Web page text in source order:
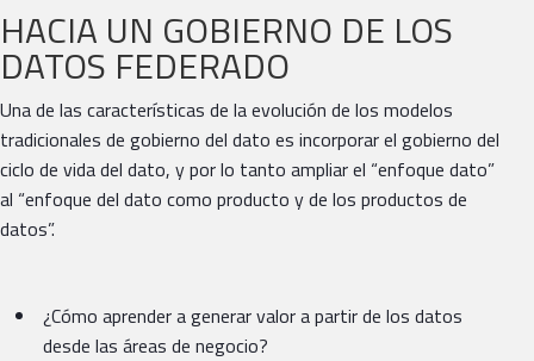
HACIA UN GOBIERNO DE LOS
DATOS FEDERADO
Una de las características de la evolución de los modelos
tradicionales de gobierno del dato es incorporar el gobierno del
ciclo de vida del dato, y por lo tanto ampliar el “enfoque dato”
al “enfoque del dato como producto y de los productos de
datos”.
¿Cómo aprender a generar valor a partir de los datos
desde las áreas de negocio?